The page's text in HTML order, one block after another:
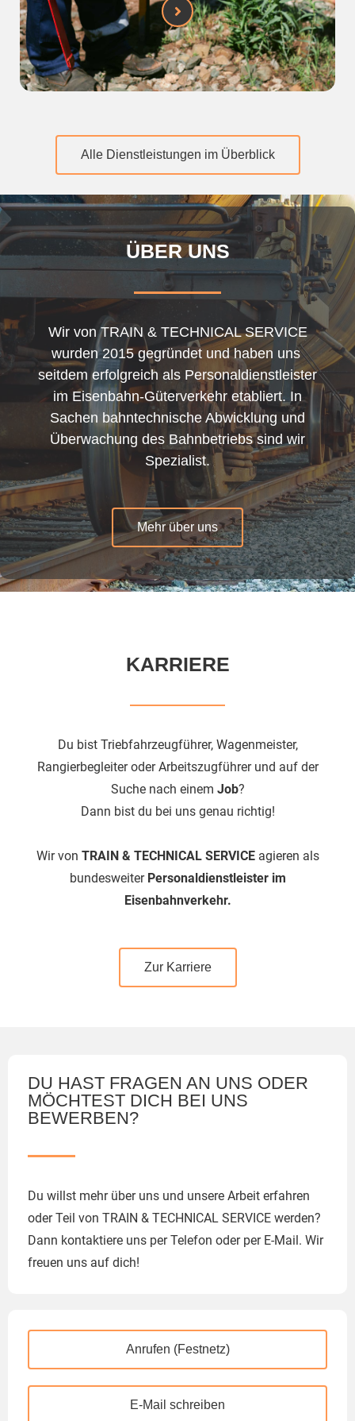
Alle Dienstleistungen im Überblick
ÜBER UNS
Wir vonTRAIN & TECHNICAL SERVICE
wurden2015gegründet und haben uns
seitdem erfolgreich als Personaldienstleister
im Eisenbahn-Güterverkehretabliert. In
Sachen bahntechnische Abwicklung und
Überwachung des Bahnbetriebssind wir
Spezialist.
Mehr über uns
KARRIERE
Du bist Triebfahrzeugführer, Wagenmeister,
Rangierbegleiter oder Arbeitszugführer und auf der
Suche nach einem Job?
Dann bist du bei uns genau richtig!
Wir von TRAIN & TECHNICAL SERVICEagieren als
bundesweiter Personaldienstleister im
Eisenbahnverkehr.
Zur Karriere
DU HAST FRAGEN AN UNS ODER
MÖCHTEST DICH BEI UNS
BEWERBEN?
Du willst mehr über uns und unsere Arbeit erfahren
oder Teil von TRAIN & TECHNICAL SERVICE werden?
Dann kontaktiere uns per Telefon oder per E-Mail. Wir
freuen uns auf dich!
Anrufen (Festnetz)
E-Mail schreiben